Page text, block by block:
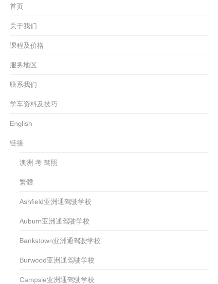
首页
关于我们
课程及价格
服务地区
联系我们
学车资料及技巧
English
链接
澳洲 考 驾照
繁體
Ashfield亚洲通驾驶学校
Auburn亚洲通驾驶学校
Bankstown亚洲通驾驶学校
Burwood亚洲通驾驶学校
Campsie亚洲通驾驶学校